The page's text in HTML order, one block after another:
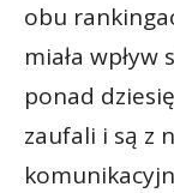
obu
miała
ponad
zaufali i są z